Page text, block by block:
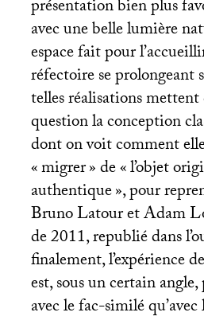
présentation bien plus
avec une belle lumière
espace fait pour
réfectoire se prolongeant
telles réalisations
question la conception
dont on voit comment
«migrer» de «l’objet
authentique», pour
Bruno Latour et Adam
de 2011, republié dans
finalement, l’expérience
est, sous un certain
avec le fac-similé qu’avec